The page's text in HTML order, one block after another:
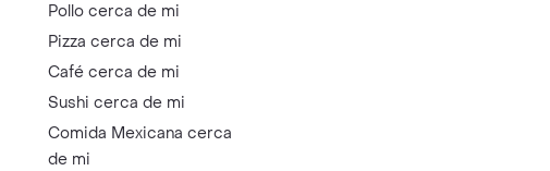
Pollo cerca de mi
Pizza cerca de mi
Café cerca de mi
Sushi cerca de mi
Comida Mexicana cerca
de mi